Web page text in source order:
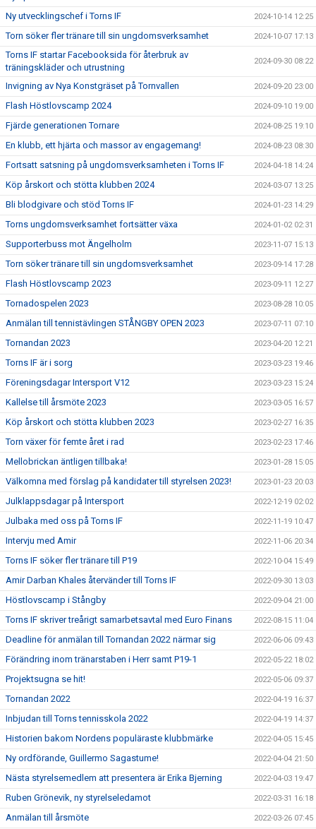
Ny utvecklingschef i Torns IF 2024-10-14 12:25
Torn söker fler tränare till sin ungdomsverksamhet 2024-10-07 17:13
Torns IF startar Facebooksida för återbruk av
träningskläder och utrustning
2024-09-30 08:22
Invigning av Nya Konstgräset på Tornvallen 2024-09-20 23:00
Flash Höstlovscamp 2024 2024-09-10 19:00
Fjärde generationen Tornare 2024-08-25 19:10
En klubb, ett hjärta och massor av engagemang! 2024-08-23 08:30
Fortsatt satsning på ungdomsverksamheten i Torns IF 2024-04-18 14:24
Köp årskort och stötta klubben 2024 2024-03-07 13:25
Bli blodgivare och stöd Torns IF 2024-01-23 14:29
Torns ungdomsverksamhet fortsätter växa 2024-01-02 02:31
Supporterbuss mot Ängelholm 2023-11-07 15:13
Torn söker tränare till sin ungdomsverksamhet 2023-09-14 17:28
Flash Höstlovscamp 2023 2023-09-11 12:27
Tornadospelen 2023 2023-08-28 10:05
Anmälan till tennistävlingen STÅNGBY OPEN 2023 2023-07-11 07:10
Tornandan 2023 2023-04-20 12:21
Torns IF är i sorg 2023-03-23 19:46
Föreningsdagar Intersport V12 2023-03-23 15:24
Kallelse till årsmöte 2023 2023-03-05 16:57
Köp årskort och stötta klubben 2023 2023-02-27 16:35
Torn växer för femte året i rad 2023-02-23 17:46
Mellobrickan äntligen tillbaka! 2023-01-28 15:05
Välkomna med förslag på kandidater till styrelsen 2023! 2023-01-23 20:03
Julklappsdagar på Intersport 2022-12-19 02:02
Julbaka med oss på Torns IF 2022-11-19 10:47
Intervju med Amir 2022-11-06 20:34
Torns IF söker fler tränare till P19 2022-10-04 15:49
Amir Darban Khales återvänder till Torns IF 2022-09-30 13:03
Höstlovscamp i Stångby 2022-09-04 21:00
Torns IF skriver treårigt samarbetsavtal med Euro Finans 2022-08-15 11:04
Deadline för anmälan till Tornandan 2022 närmar sig 2022-06-06 09:43
Förändring inom tränarstaben i Herr samt P19-1 2022-05-22 18:02
Projektsugna se hit! 2022-05-06 09:37
Tornandan 2022 2022-04-19 16:37
Inbjudan till Torns tennisskola 2022 2022-04-19 14:37
Historien bakom Nordens populäraste klubbmärke 2022-04-05 15:45
Ny ordförande, Guillermo Sagastume! 2022-04-04 21:50
Nästa styrelsemedlem att presentera är Erika Bjerning 2022-04-03 19:47
Ruben Grönevik, ny styrelseledamot 2022-03-31 16:18
Anmälan till årsmöte 2022-03-26 07:45